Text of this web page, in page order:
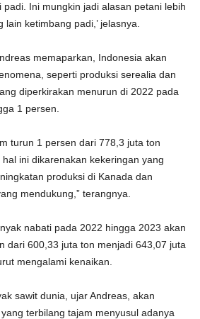
padi. Ini mungkin jadi alasan petani lebih
ketimbang padi,’ jelasnya.
memaparkan, Indonesia akan
seperti produksi serealia dan
diperkirakan menurun di 2022 pada
1 persen.
turun 1 persen dari 778,3 juta ton
ini dikarenakan kekeringan yang
produksi di Kanada dan
mendukung,” terangnya.
nabati pada 2022 hingga 2023 akan
dari 600,33 juta ton menjadi 643,07 juta
mengalami kenaikan.
sawit dunia, ujar Andreas, akan
terbilang tajam menyusul adanya